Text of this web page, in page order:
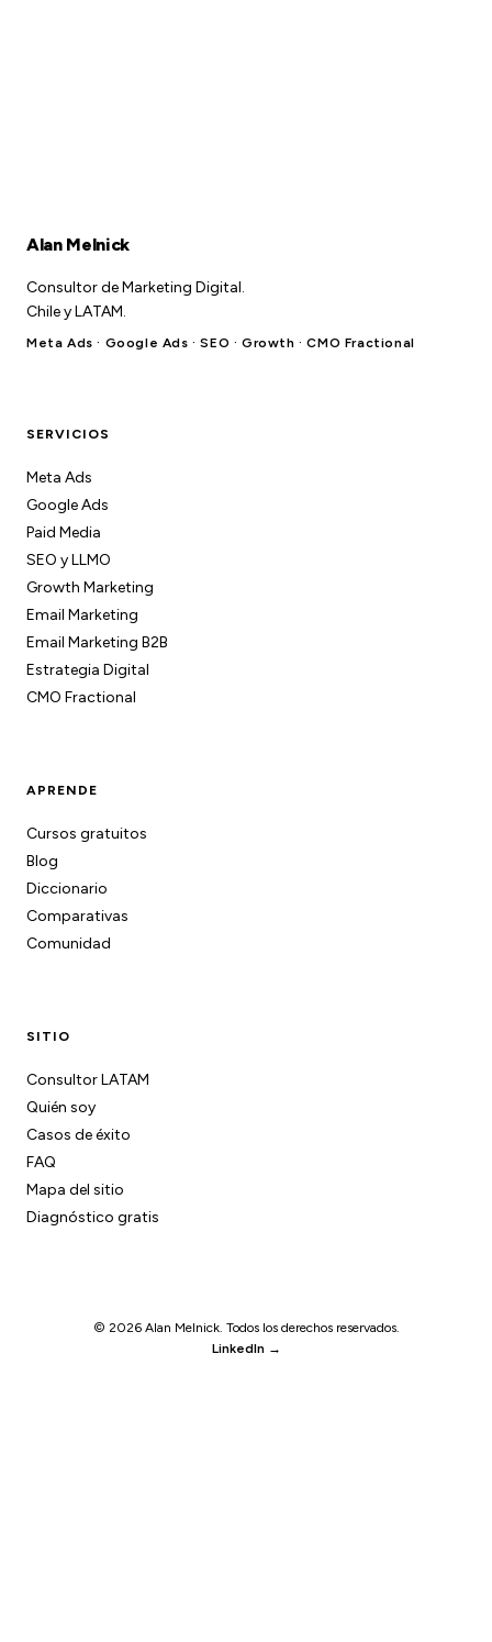
Alan Melnick
Consultor de Marketing Digital.
Chile y LATAM.
Meta Ads · Google Ads · SEO · Growth · CMO Fractional
SERVICIOS
Meta Ads
Google Ads
Paid Media
SEO y LLMO
Growth Marketing
Email Marketing
Email Marketing B2B
Estrategia Digital
CMO Fractional
APRENDE
Cursos gratuitos
Blog
Diccionario
Comparativas
Comunidad
SITIO
Consultor LATAM
Quién soy
Casos de éxito
FAQ
Mapa del sitio
Diagnóstico gratis
© 2026 Alan Melnick. Todos los derechos reservados.
LinkedIn →